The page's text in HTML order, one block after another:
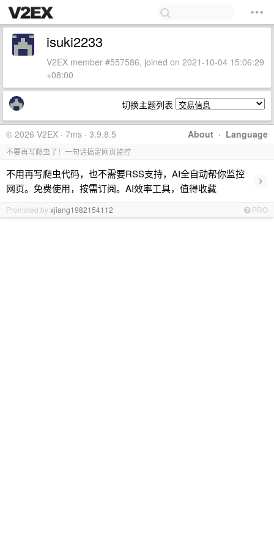
isuki2233
V2EX member #557586, joined on 2021-10-04 15:06:29
+08:00
切换主题列表
About · Language
© 2026 V2EX · 7ms · 3.9.8.5
不要再写爬虫了！一句话搞定网页监控
不用再写爬虫代码，也不需要RSS支持，AI全自动帮你监控
网页。免费使用，按需订阅。AI效率工具，值得收藏
›
Promoted byxjiang1982154112 PRO